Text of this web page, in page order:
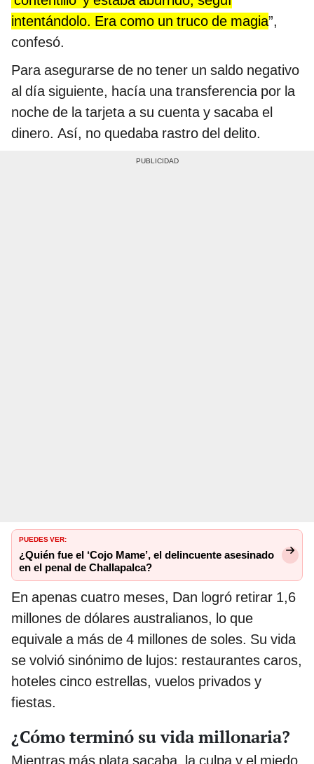
intentándolo. Era como un truco de magia”,
confesó.
Para asegurarse de no tener un saldo negativo
al día siguiente, hacía una transferencia por la
noche de la tarjeta a su cuenta y sacaba el
dinero. Así, no quedaba rastro del delito.
PUEDES VER:
¿Quién fue el ‘Cojo Mame’, el delincuente asesinado
en el penal de Challapalca?
En apenas cuatro meses, Dan logró retirar 1,6
millones de dólares australianos, lo que
equivale a más de 4 millones de soles. Su vida
se volvió sinónimo de lujos: restaurantes caros,
hoteles cinco estrellas, vuelos privados y
fiestas.
¿Cómo terminó su vida millonaria?
Mientras más plata sacaba, la culpa y el miedo